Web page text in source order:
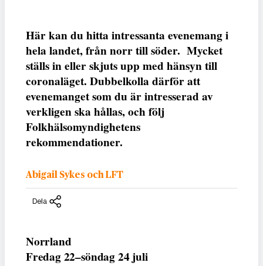
Här kan du hitta intressanta evenemang i
hela landet, från norr till söder. Mycket
ställs in eller skjuts upp med hänsyn till
coronaläget. Dubbelkolla därför att
evenemanget som du är intresserad av
verkligen ska hållas, och följ
Folkhälsomyndighetens
rekommendationer.
Abigail Sykes och LFT
Dela
Norrland
Fredag 22–söndag 24 juli